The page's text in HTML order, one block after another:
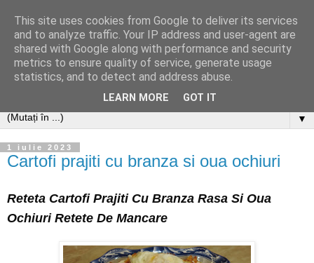
▼
1 iulie 2023
Cartofi prajiti cu branza si oua ochiuri
Reteta Cartofi Prajiti Cu Branza Rasa Si Oua
Ochiuri Retete De Mancare
This site uses cookies from Google to deliver its services
and to analyze traffic. Your IP address and user-agent are
shared with Google along with performance and security
metrics to ensure quality of service, generate usage
statistics, and to detect and address abuse.
LEARN MORE GOT IT